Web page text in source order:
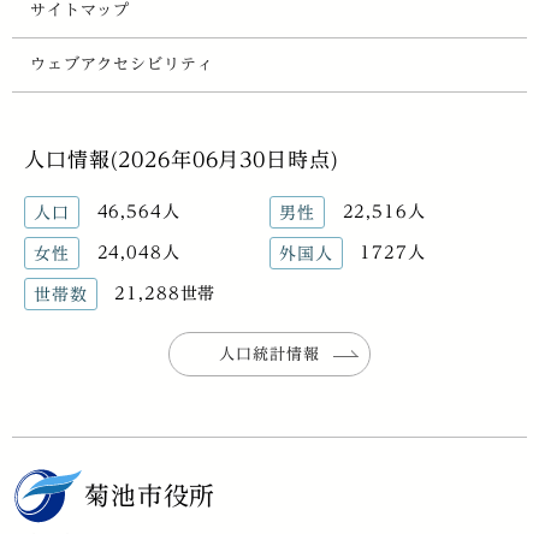
サイトマップ
ウェブアクセシビリティ
人口情報(2026年06月30日時点)
人口 46,564人 男性 22,516人
女性 24,048人 外国人 1727人
世帯数 21,288世帯
人口統計情報
菊池市役所